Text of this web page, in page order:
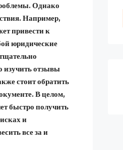
Однако
Например,
привести к
юридические
изучить отзывы
стоит обратить
В целом,
быстро получить
и
все за и